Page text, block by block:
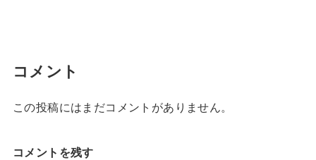
コメント
この投稿にはまだコメントがありません。
コメントを残す